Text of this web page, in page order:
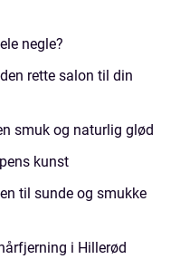
negle?
rette salon til din
smuk og naturlig glød
kunst
til sunde og smukke
i Hillerød